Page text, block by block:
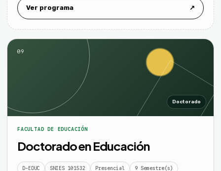
Ver programa ↗
09
Doctorado
FACULTAD DE EDUCACIÓN
Doctorado en Educación
D-EDUC SNIES 101532 Presencial 9 Semestre(s)